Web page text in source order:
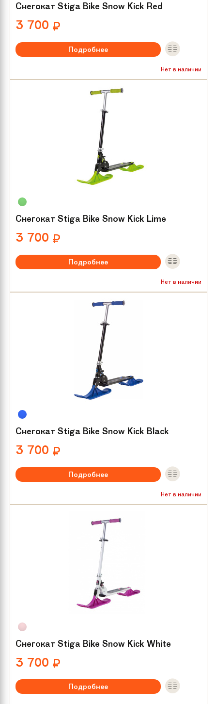
Снегокат Stiga Bike Snow Kick Red
3 700 ₽
Подробнее
Нет в наличии
Снегокат Stiga Bike Snow Kick Lime
3 700 ₽
Подробнее
Нет в наличии
Снегокат Stiga Bike Snow Kick Black
3 700 ₽
Подробнее
Нет в наличии
Снегокат Stiga Bike Snow Kick White
3 700 ₽
Подробнее